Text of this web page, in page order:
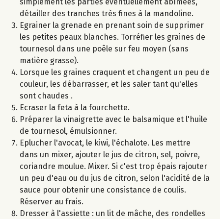
détailler des tranches très fines à la mandoline.
Egrainer la grenade en prenant soin de supprimer
les petites peaux blanches. Torréfier les graines de
tournesol dans une poêle sur feu moyen (sans
matière grasse).
Lorsque les graines craquent et changent un peu de
couleur, les débarrasser, et les saler tant qu'elles
sont chaudes .
Ecraser la feta à la fourchette.
Préparer la vinaigrette avec le balsamique et l'huile
de tournesol, émulsionner.
Eplucher l'avocat, le kiwi, l'échalote. Les mettre
dans un mixer, ajouter le jus de citron, sel, poivre,
coriandre moulue. Mixer. Si c'est trop épais rajouter
un peu d'eau ou du jus de citron, selon l'acidité de la
sauce pour obtenir une consistance de coulis.
Réserver au frais.
Dresser à l'assiette : un lit de mâche, des rondelles